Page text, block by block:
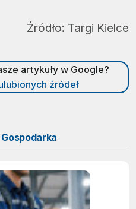
Źródło: Targi Kielce
artykuły w Google?
źródeł
Gospodarka